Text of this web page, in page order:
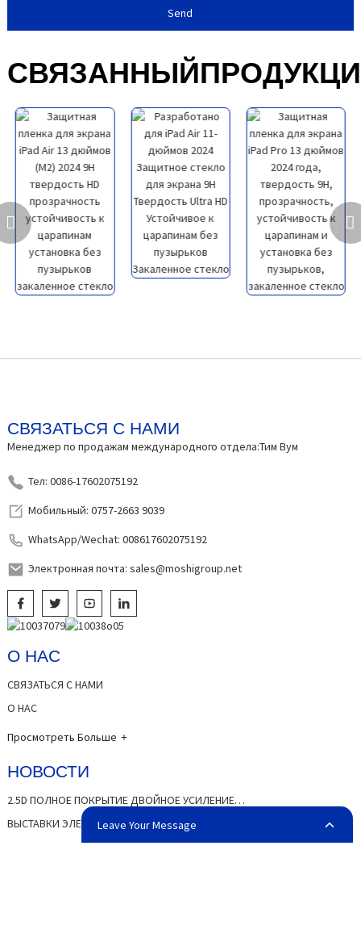
Send
СВЯЗАННЫЙ
СВЯЗАТЬСЯ С НАМИ
Менеджер по продажам международного отдела:Тим Вум
Тел: 0086-17602075192
Мобильный: 0757-2663 9039
WhatsApp/Wechat: 008617602075192
Электронная почта: sales@moshigroup.net
О НАС
СВЯЗАТЬСЯ С НАМИ
О НАС
Просмотреть Больше
НОВОСТИ
2.5D ПОЛНОЕ ПОКРЫТИЕ ДВОЙНОЕ УСИЛЕНИЕ…
ВЫСТАВКИ ЭЛЕКТРОНИКИ MOSHI
Leave Your Message